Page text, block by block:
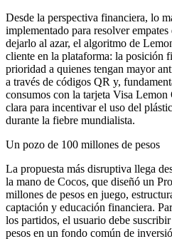
Desde la perspectiva financiera, lo
implementado para resolver
dejarlo al azar, el algoritmo de
cliente en la plataforma: la posición
prioridad a quienes tengan mayor
a través de códigos QR y,
consumos con la tarjeta Visa Lemon
clara para incentivar el uso del
durante la fiebre mundialista.
Un pozo de 100 millones de pesos
La propuesta más disruptiva llega
la mano de Cocos, que diseñó un
millones de pesos en juego,
captación y educación financiera.
los partidos, el usuario debe
pesos en un fondo común de